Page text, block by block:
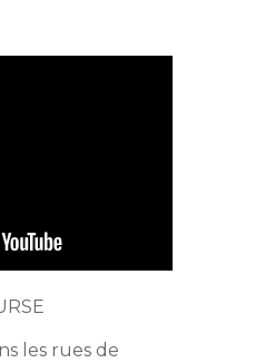
les rues de